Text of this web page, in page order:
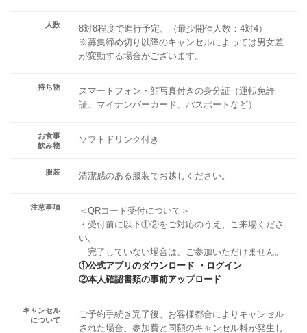
人数
8対8程度で進行予定。（最少開催人数：4対4）
※募集締め切り以降のキャンセルによっては男女差
が変動する場合がございます。
持ち物
スマートフォン・顔写真付きの身分証（運転免許
証、マイナンバーカード、パスポートなど）
お食事
飲み物
ソフトドリンク付き
服装 清潔感のある服装でお越しください。
注意事項
＜QRコード受付について＞
・受付前に以下①②をご対応のうえ、ご来場くださ
い。
完了していない場合は、ご参加いただけません。
①公式アプリのダウンロード ・ログイン
②本人確認書類の事前アップロード
キャンセル
について
ご予約手続き完了後、お客様都合によりキャンセル
された場合、参加費と同額のキャンセル料が発生し